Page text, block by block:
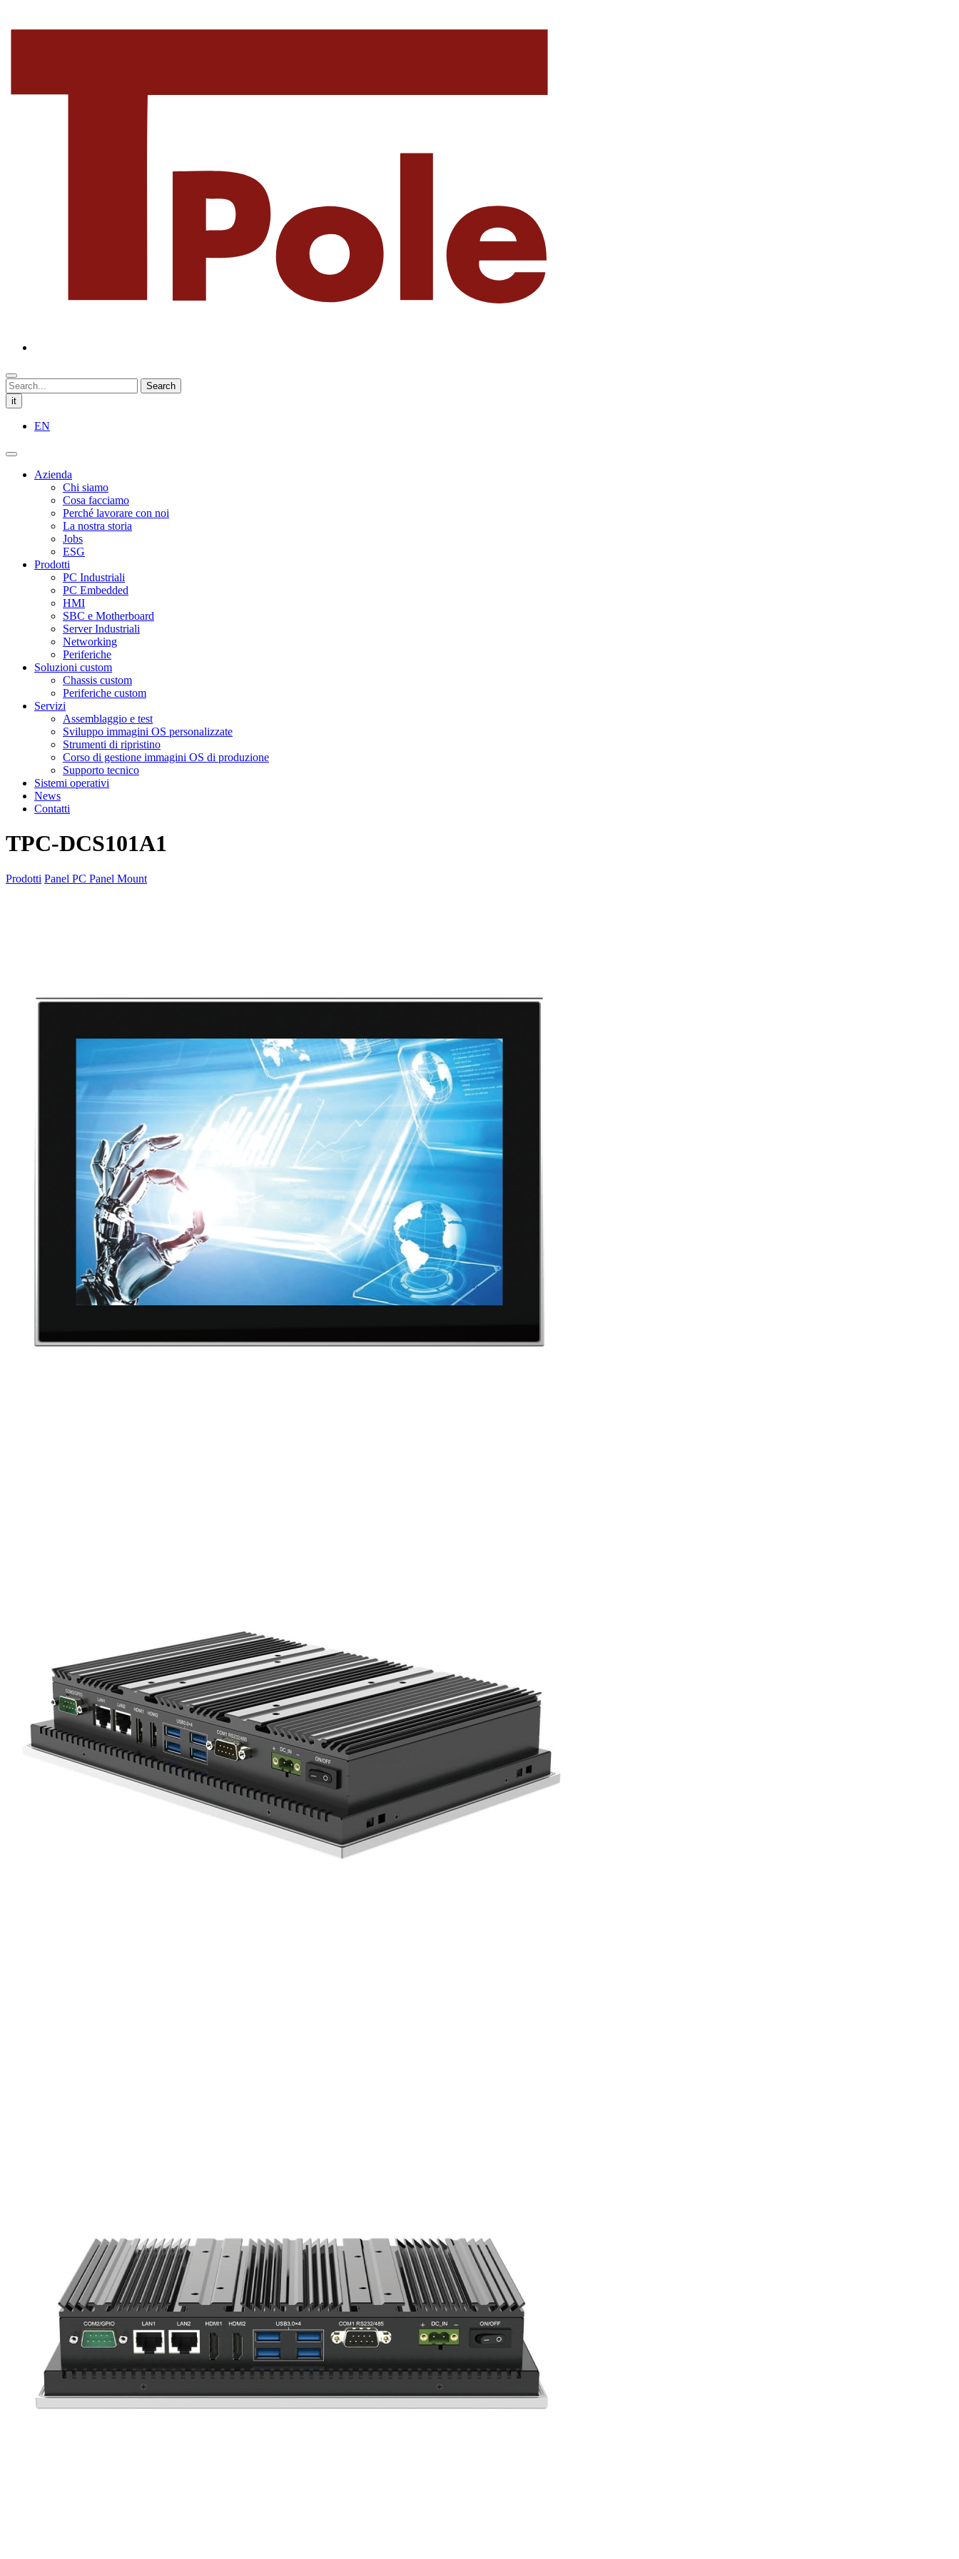
Search
it
EN
Azienda
Chi siamo
Cosa facciamo
Perché lavorare con noi
La nostra storia
Jobs
ESG
Prodotti
PC Industriali
PC Embedded
HMI
SBC e Motherboard
Server Industriali
Networking
Periferiche
Soluzioni custom
Chassis custom
Periferiche custom
Servizi
Assemblaggio e test
Sviluppo immagini OS personalizzate
Strumenti di ripristino
Corso di gestione immagini OS di produzione
Supporto tecnico
Sistemi operativi
News
Contatti
TPC-DCS101A1
Prodotti Panel PC Panel Mount